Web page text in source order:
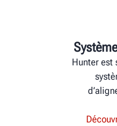
Hunter est